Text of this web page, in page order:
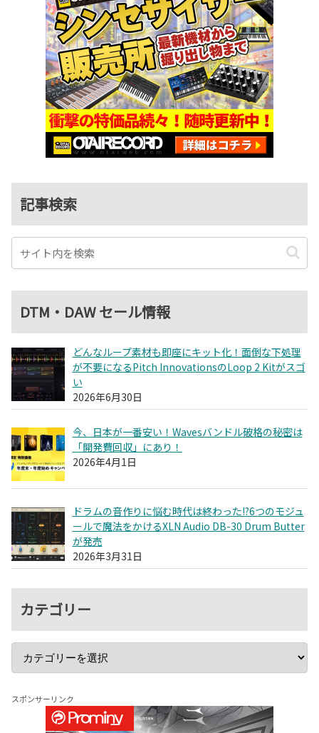
記事検索
DTM・DAW セール情報
どんなループ素材も即座にキット化！面倒な下処理
が不要になるPitch InnovationsのLoop 2 Kitがスゴ
い
2026年6月30日
今、日本が一番安い！Wavesバンドル破格の秘密は
「開発費回収」にあり！
2026年4月1日
ドラムの音作りに悩む時代は終わった!?6つのモジュ
ールで魔法をかけるXLN Audio DB-30 Drum Butter
が発売
2026年3月31日
カテゴリー
スポンサーリンク